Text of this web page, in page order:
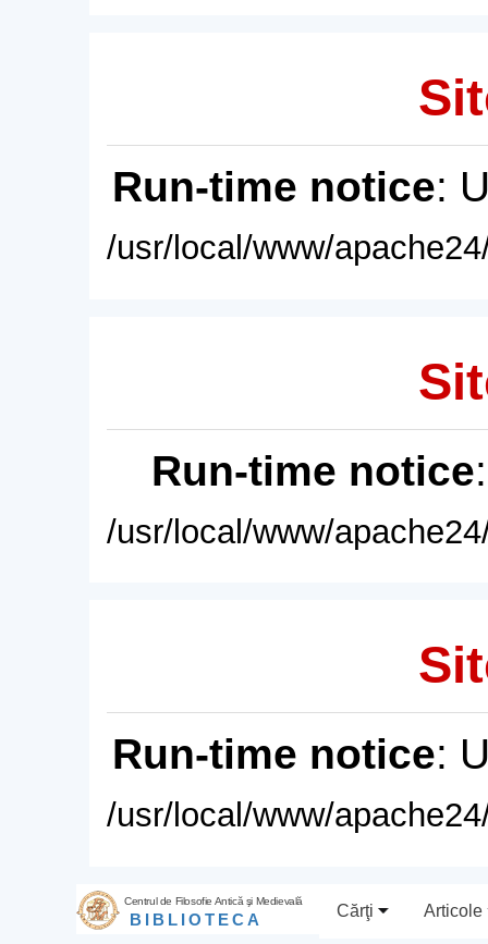
Run-time notice:
/usr/local/www/
Run-time notice
/usr/local/www/
Run-time notice:
/usr/local/www/
Centrul de Filosofie Antică şi Medievală
BIBLIOTECA Cărţi Articole